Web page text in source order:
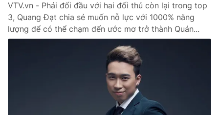
VTV.vn - Phải đối đầu với hai đối thủ còn lại trong top
3, Quang Đạt chia sẻ muốn nỗ lực với 1000% năng
lượng để có thể chạm đến ước mơ trở thành Quán...